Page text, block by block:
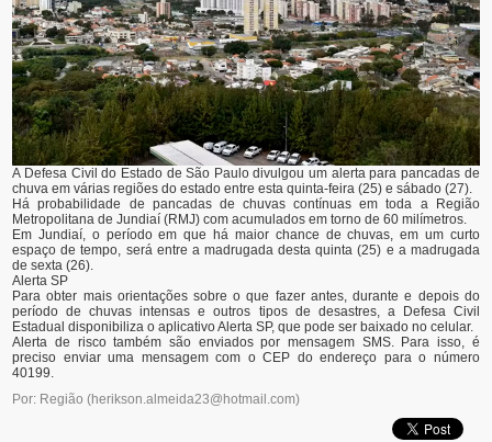
A Defesa Civil do Estado de São Paulo divulgou um alerta para pancadas de
chuva em várias regiões do estado entre esta quinta-feira (25) e sábado (27).
Há probabilidade de pancadas de chuvas contínuas em toda a Região
Metropolitana de Jundiaí (RMJ) com acumulados em torno de 60 milímetros.
Em Jundiaí, o período em que há maior chance de chuvas, em um curto
espaço de tempo, será entre a madrugada desta quinta (25) e a madrugada
de sexta (26).
Alerta SP
Para obter mais orientações sobre o que fazer antes, durante e depois do
período de chuvas intensas e outros tipos de desastres, a Defesa Civil
Estadual disponibiliza o aplicativo Alerta SP, que pode ser baixado no celular.
Alerta de risco também são enviados por mensagem SMS. Para isso, é
preciso enviar uma mensagem com o CEP do endereço para o número
40199.
Por: Região (herikson.almeida23@hotmail.com)